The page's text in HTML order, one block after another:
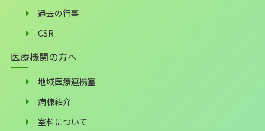
過去の行事
CSR
医療機関の方へ
地域医療連携室
病棟紹介
室料について